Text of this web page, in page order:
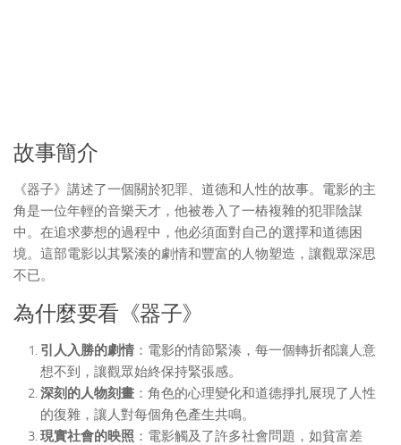
故事簡介
《器子》講述了一個關於犯罪、道德和人性的故事。電影的主
角是一位年輕的音樂天才，他被卷入了一樁複雜的犯罪陰謀
中。在追求夢想的過程中，他必須面對自己的選擇和道德困
境。這部電影以其緊湊的劇情和豐富的人物塑造，讓觀眾深思
不已。
為什麼要看《器子》
引人入勝的劇情 ：電影的情節緊湊，每一個轉折都讓人意
想不到，讓觀眾始終保持緊張感。
深刻的人物刻畫 ：角色的心理變化和道德掙扎展現了人性
的復雜，讓人對每個角色產生共鳴。
現實社會的映照 ：電影觸及了許多社會問題，如貧富差